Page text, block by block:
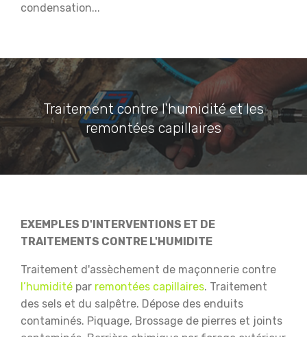
condensation...
Traitement contre l'humidité et les
remontées capillaires
EXEMPLES D'INTERVENTIONS ET DE
TRAITEMENTS CONTRE L'HUMIDITE
Traitement d'assèchement de maçonnerie contre
l’humidité par remontées capillaires. Traitement
des sels et du salpêtre. Dépose des enduits
contaminés. Piquage, Brossage de pierres et joints